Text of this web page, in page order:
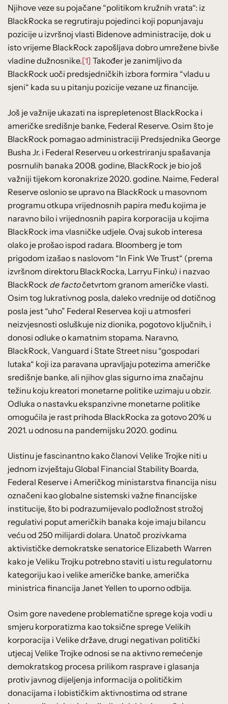
Njihove veze su pojačane “politikom kružnih vrata“: iz
BlackRocka se regrutiraju pojedinci koji popunjavaju
pozicije u izvršnoj vlasti Bidenove administracije, dok u
isto vrijeme BlackRock zapošljava dobro umrežene bivše
vladine dužnosnike.[1] Također je zanimljivo da
BlackRock uoči predsjedničkih izbora formira “vladu u
sjeni“ kada su u pitanju pozicije vezane uz financije.
Još je važnije ukazati na isprepletenost BlackRocka i
američke središnje banke, Federal Reserve. Osim što je
BlackRock pomagao administraciji Predsjednika George
Busha Jr. i Federal Reserveu u orkestriranju spašavanja
posrnulih banaka 2008. godine, BlackRock je bio još
važniji tijekom koronakrize 2020. godine. Naime, Federal
Reserve oslonio se upravo na BlackRock u masovnom
programu otkupa vrijednosnih papira među kojima je
naravno bilo i vrijednosnih papira korporacija u kojima
BlackRock ima vlasničke udjele. Ovaj sukob interesa
olako je prošao ispod radara. Bloomberg je tom
prigodom izašao s naslovom “In Fink We Trust“ (prema
izvršnom direktoru BlackRocka, Larryu Finku) i nazvao
BlackRock de factočetvrtom granom američke vlasti.
Osim tog lukrativnog posla, daleko vrednije od dotičnog
posla jest “uho” Federal Reservea koji u atmosferi
neizvjesnosti osluškuje niz dionika, pogotovo ključnih, i
donosi odluke o kamatnim stopama. Naravno,
BlackRock, Vanguard i State Street nisu “gospodari
lutaka“ koji iza paravana upravljaju potezima američke
središnje banke, ali njihov glas sigurno ima značajnu
težinu koju kreatori monetarne politike uzimaju u obzir.
Odluka o nastavku ekspanzivne monetarne politike
omogućila je rast prihoda BlackRocka za gotovo 20% u
2021. u odnosu na pandemijsku 2020. godinu.
Uistinu je fascinantno kako članovi Velike Trojke niti u
jednom izvještaju Global Financial Stability Boarda,
Federal Reserve i Američkog ministarstva financija nisu
označeni kao globalne sistemski važne financijske
institucije, što bi podrazumijevalo podložnost strožoj
regulativi poput američkih banaka koje imaju bilancu
veću od 250 milijardi dolara. Unatoč prozivkama
aktivističke demokratske senatorice Elizabeth Warren
kako je Veliku Trojku potrebno staviti u istu regulatornu
kategoriju kao i velike američke banke, američka
ministrica financija Janet Yellen to uporno odbija.
Osim gore navedene problematične sprege koja vodi u
smjeru korporatizma kao toksične sprege Velikih
korporacija i Velike države, drugi negativan politički
utjecaj Velike Trojke odnosi se na aktivno remećenje
demokratskog procesa prilikom rasprave i glasanja
protiv javnog dijeljenja informacija o političkim
donacijama i lobističkim aktivnostima od strane